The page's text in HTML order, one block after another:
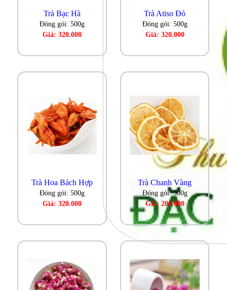
Trà Bạc Hà
Đóng gói: 500g
Giá: 320.000
Trà Atiso Đỏ
Đóng gói: 500g
Giá: 320.000
Trà Hoa Bách Hợp
Đóng gói: 500g
Giá: 320.000
Trà Chanh Vàng
Đóng gói: 500g
Giá: 200.000